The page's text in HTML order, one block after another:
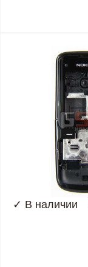
✓ В наличии